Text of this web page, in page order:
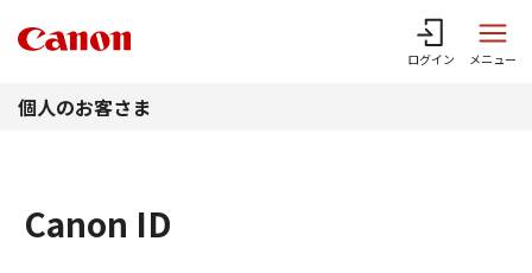
ログイン メニュー
個人のお客さま
Canon ID